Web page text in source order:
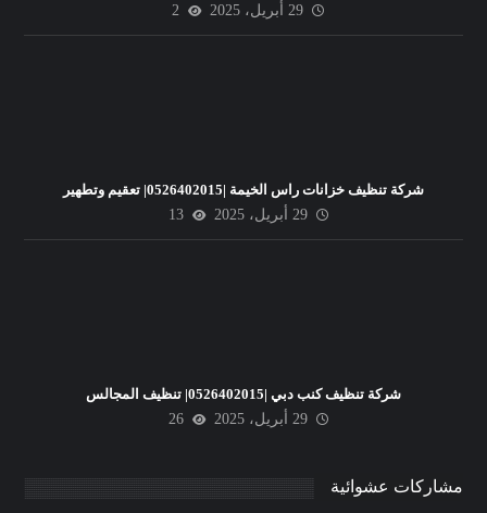
29 أبريل، 2025
2
شركة تنظيف خزانات راس الخيمة |0526402015| تعقيم وتطهير
29 أبريل، 2025
13
شركة تنظيف كنب دبي |0526402015| تنظيف المجالس
29 أبريل، 2025
26
مشاركات عشوائية